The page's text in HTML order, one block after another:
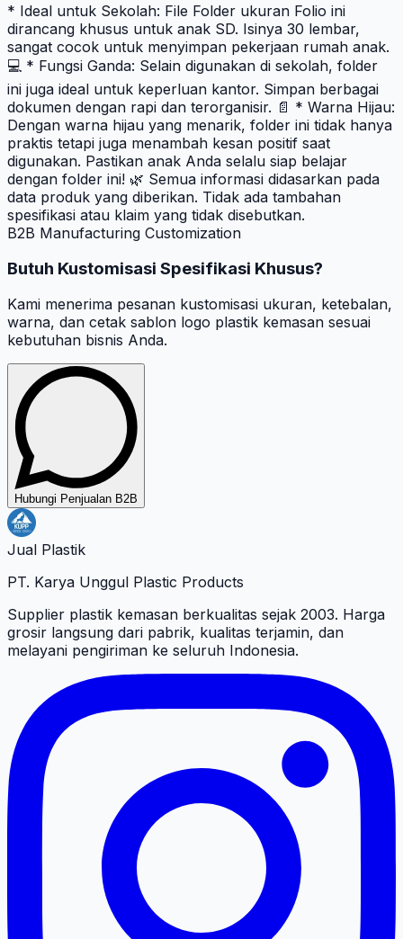
* Ideal untuk Sekolah: File Folder ukuran Folio ini
dirancang khusus untuk anak SD. Isinya 30 lembar,
sangat cocok untuk menyimpan pekerjaan rumah anak.
💻 * Fungsi Ganda: Selain digunakan di sekolah, folder
ini juga ideal untuk keperluan kantor. Simpan berbagai
dokumen dengan rapi dan terorganisir. 📄 * Warna Hijau:
Dengan warna hijau yang menarik, folder ini tidak hanya
praktis tetapi juga menambah kesan positif saat
digunakan. Pastikan anak Anda selalu siap belajar
dengan folder ini! 🌿 Semua informasi didasarkan pada
data produk yang diberikan. Tidak ada tambahan
spesifikasi atau klaim yang tidak disebutkan.
B2B Manufacturing Customization
Butuh Kustomisasi Spesifikasi Khusus?
Kami menerima pesanan kustomisasi ukuran, ketebalan,
warna, dan cetak sablon logo plastik kemasan sesuai
kebutuhan bisnis Anda.
Hubungi Penjualan B2B
Jual Plastik
PT. Karya Unggul Plastic Products
Supplier plastik kemasan berkualitas sejak 2003. Harga
grosir langsung dari pabrik, kualitas terjamin, dan
melayani pengiriman ke seluruh Indonesia.